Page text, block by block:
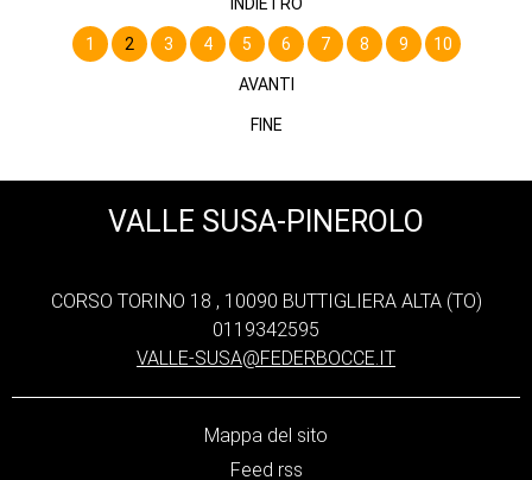
1 2 3 4 5 6 7 8 9 10
AVANTI
FINE
VALLE SUSA-PINEROLO
CORSO TORINO 18 , 10090 BUTTIGLIERA ALTA (TO)
0119342595
VALLE-SUSA@FEDERBOCCE.IT
Mappa del sito
Feed rss